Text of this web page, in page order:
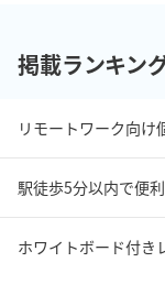
掲載ランキン
リモートワーク向け
駅徒歩5分以内で便
ホワイトボード付き